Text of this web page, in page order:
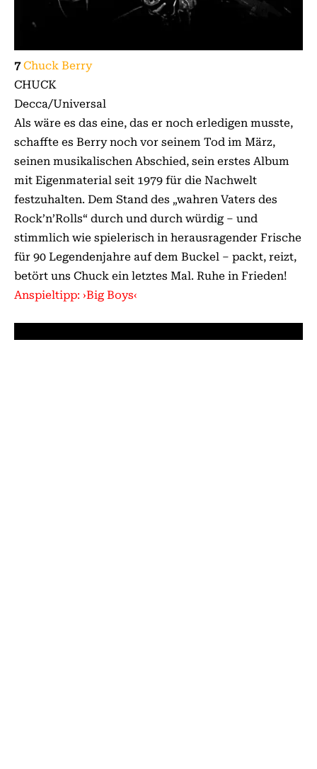
7 Chuck Berry
CHUCK
Decca/Universal
Als wäre es das eine, das er noch erledigen musste,
schaffte es Berry noch vor seinem Tod im März,
seinen musikalischen Ab­­schied, sein erstes Album
mit Eigenmaterial seit 1979 für die Nachwelt
festzuhalten. Dem Stand des „wahren Vaters des
Rock’n’Rolls“ durch und durch würdig – und
stimmlich wie spielerisch in herausragender Frische
für 90 Legendenjahre auf dem Buckel – packt, reizt,
betört uns Chuck ein letztes Mal. Ruhe in Frieden!
Anspieltipp: ›Big Boys‹